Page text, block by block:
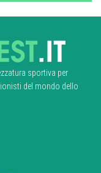
sportiva per
del mondo dello